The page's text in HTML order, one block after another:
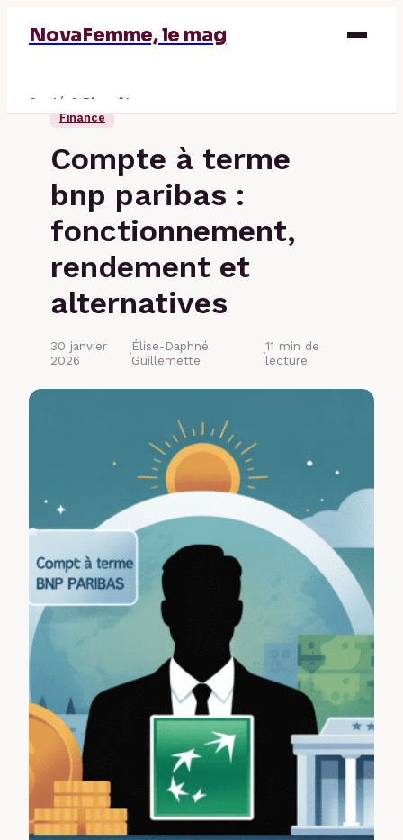
NovaFemme, le mag
Santé & Bien-être
Éducation & Emploi
Finance
Compte à terme
bnp paribas :
fonctionnement,
rendement et
alternatives
30 janvier
2026
·Élise-Daphné
Guillemette
·11 min de
lecture